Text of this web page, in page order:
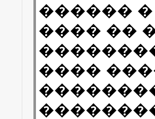
������ �
���� ��
����